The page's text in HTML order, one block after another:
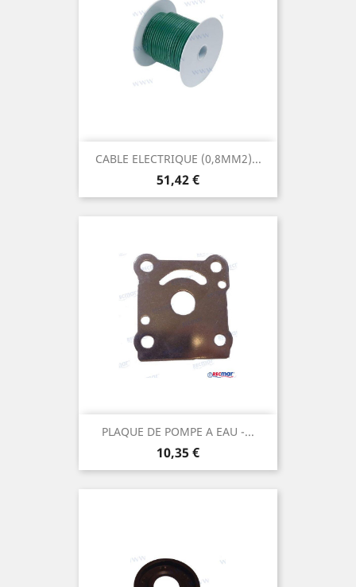
CABLE ELECTRIQUE (0,8MM2)...
Prix
51,42 €
PLAQUE DE POMPE A EAU -...
Prix
10,35 €